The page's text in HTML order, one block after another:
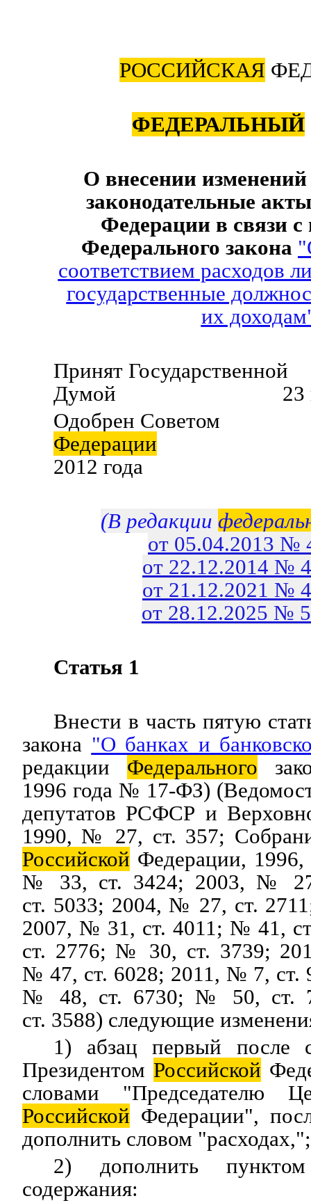
РОССИЙСКАЯ
ФЕДЕРАЛЬНЫЙ
О внесении
законодательные
Федерации в связи
Федерального закона
соответствием расходов
государственные
их
Принят Государственной
Думой 23
Одобрен Советом
Федерации
2012 года
(В редакции
от 05.04.2013 №
от 22.12.2014 №
от 21.12.2021 №
от 28.12.2025 №
Статья 1
Внести в часть пятую
закона "О банках и
редакции Федерального
1996 года № 17-ФЗ)
депутатов РСФСР и
1990, № 27, ст. 357;
Российской Федерации,
№ 33, ст. 3424; 2003, №
ст. 5033; 2004, № 27, ст.
2007, № 31, ст. 4011; № 41,
ст. 2776; № 30, ст. 3739;
№ 47, ст. 6028; 2011, № 7, ст.
№ 48, ст. 6730; № 50, ст.
ст. 3588) следующие
1) абзац первый после
Президентом Российской
словами "Председателю
Российской Федерации",
дополнить словом "расходах,";
2) дополнить
содержания: